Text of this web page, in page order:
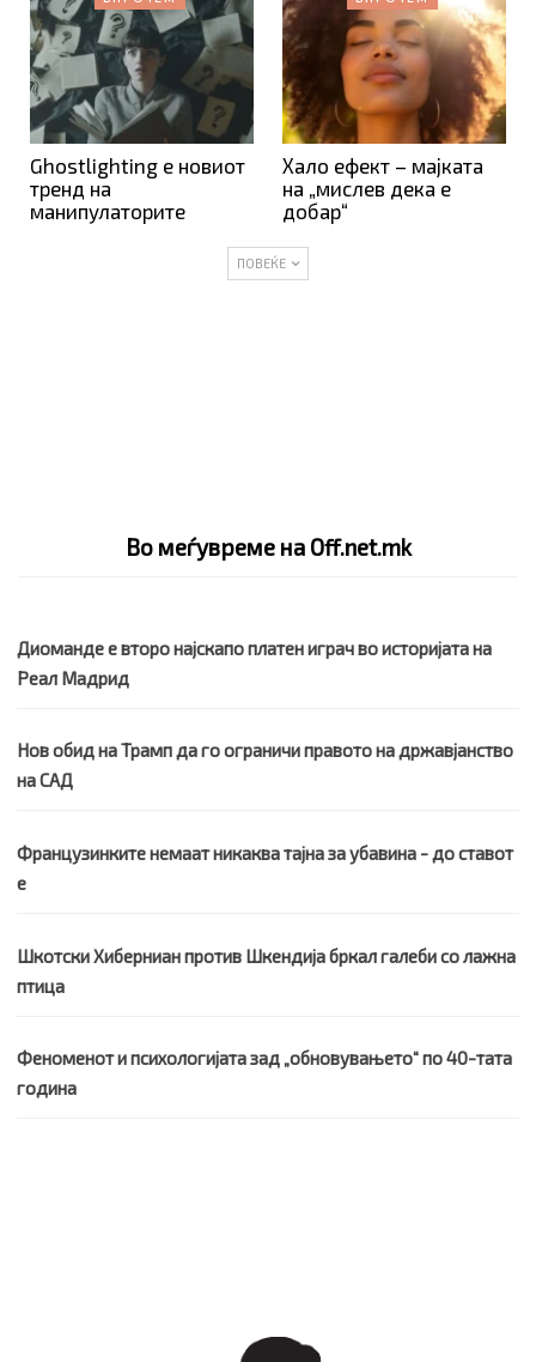
Ghostlighting е новиот
тренд на
манипулаторите
Хало ефект – мајката
на „мислев дека е
добар“
ПОВЕЌЕ
Во меѓувреме на Off.net.mk
Диоманде е второ најскапо платен играч во историјата на
Реал Мадрид
Нов обид на Трамп да го ограничи правото на државјанство
на САД
Французинките немаат никаква тајна за убавина - до ставот
е
Шкотски Хиберниан против Шкендија бркал галеби со лажна
птица
Феноменот и психологијата зад „обновувањето“ по 40-тата
година